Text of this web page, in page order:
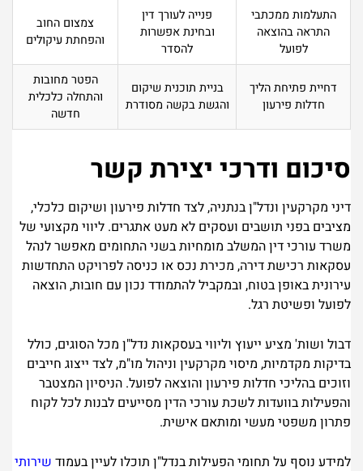
התעלמות ממכתבי
התראה בהוצאה
לפועל
פנייה לעורך דין
ובחינת אפשרות
להסדר
צמצום החוב
והפחתת עיקולים
דחיית פתיחת הליך
חדלות פירעון
בניית תוכנית שיקום
והגשת בקשה מסודרת
הפטר מחובות
והתחלה כלכלית
חדשה
סיכום ודרכי יצירת קשר
דיני מקרקעין ונדל"ן בנתניה, לצד חדלות פירעון ושיקום כלכלי,
מציבים בפני תושבים ועסקים לא מעט אתגרים. ליווי מקצועי של
משרד עורכי דין המשלב מומחיות בשני התחומים מאפשר לנהל
עסקאות רכישת דירה, מכירת נכס או כניסה לפרויקט התחדשות
עירונית באופן בטוח, ובמקביל להתמודד נכון עם חובות, הוצאה
לפועל ופשיטת רגל.
דבול ושות' מציע ייעוץ וליווי בעסקאות נדל"ן מכל הסוגים, כולל
בדיקות מקדמיות, מיסוי מקרקעין וניהול מו"מ, לצד ייצוג חייבים
וזוכים בהליכי חדלות פירעון והוצאה לפועל. הניסיון המצטבר
והפעילות בוועדות לשכת עורכי הדין מסייעים לבנות לכל לקוח
פתרון משפטי מעשי ומותאם אישית.
למידע נוסף על תחומי הפעילות בנדל"ן תוכלו לעיין בעמוד שירותי